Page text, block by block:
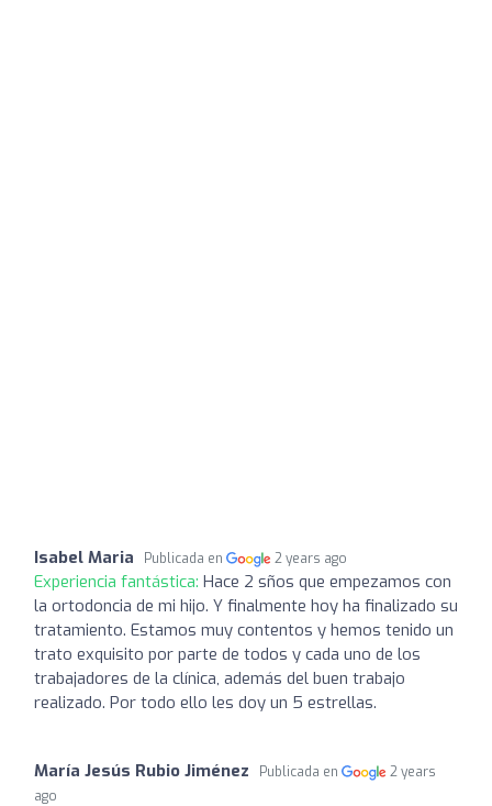
Isabel Maria Publicada en 2 years ago
Experiencia fantástica: Hace 2 sños que empezamos con
la ortodoncia de mi hijo. Y finalmente hoy ha finalizado su
tratamiento. Estamos muy contentos y hemos tenido un
trato exquisito por parte de todos y cada uno de los
trabajadores de la clínica, además del buen trabajo
realizado. Por todo ello les doy un 5 estrellas.
María Jesús Rubio Jiménez Publicada en
2 years
ago